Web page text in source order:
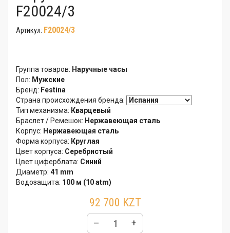
F20024/3
Артикул: F20024/3
Группа товаров: Наручные часы
Пол: Мужские
Бренд: Festina
Страна происхождения бренда:
Тип механизма: Кварцевый
Браслет / Ремешок: Нержавеющая сталь
Корпус: Нержавеющая сталь
Форма корпуса: Круглая
Цвет корпуса: Серебристый
Цвет циферблата: Синий
Диаметр: 41 mm
Водозащита: 100 м (10 atm)
92 700 KZT
– +